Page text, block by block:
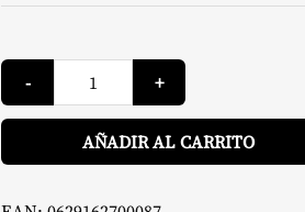
-
Piedra
Rectangular
Para
Hornear
x
34
+
AÑADIR AL CARRITO